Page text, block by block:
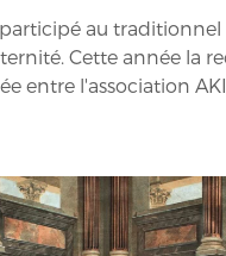
au traditionnel
Cette année la
entre l'association